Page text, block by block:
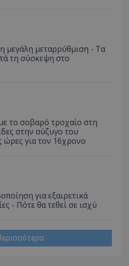
η μεγάλη μεταρρύθμιση - Τα
τη σύσκεψη στο
με το σοβαρό τροχαίο στη
στην σύζυγο του
ώρες για τον 16χρονο
για εξαιρετικά
- Πότε θα τεθεί σε ισχύ